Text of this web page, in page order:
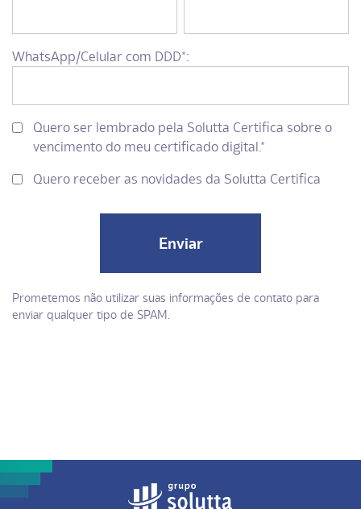
WhatsApp/Celular com DDD*:
Quero ser lembrado pela Solutta Certifica sobre o
vencimento do meu certificado digital.*
Quero receber as novidades da Solutta Certifica
Enviar
Prometemos não utilizar suas informações de contato para
enviar qualquer tipo de SPAM.